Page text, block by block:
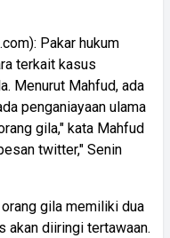
Pakar hukum
terkait kasus
Menurut Mahfud, ada
penganiayaan ulama
gila," kata Mahfud
twitter," Senin
gila memiliki dua
akan diiringi tertawaan.